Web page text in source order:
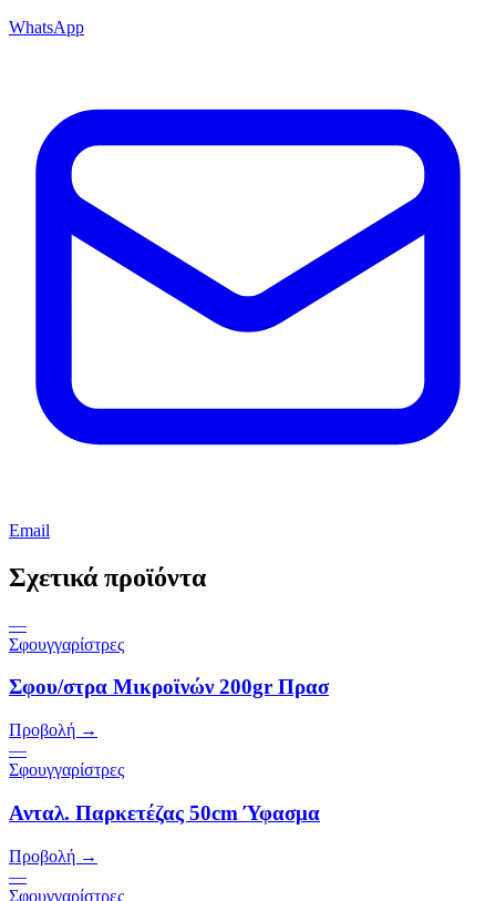
WhatsApp
Email
Σχετικά προϊόντα
—
Σφουγγαρίστρες
Σφου/στρα Μικροϊνών 200gr Πρασ
Προβολή →
—
Σφουγγαρίστρες
Ανταλ. Παρκετέζας 50cm Ύφασμα
Προβολή →
—
Σφουγγαρίστρες